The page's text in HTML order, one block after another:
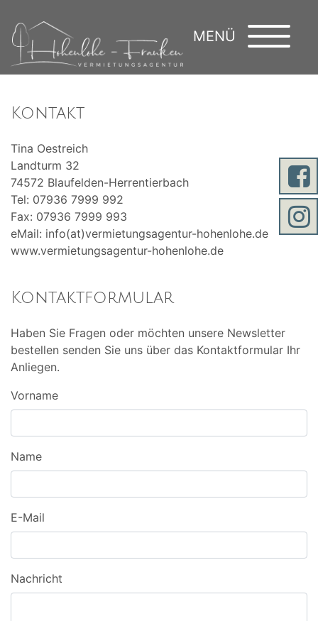
MENÜ
Kontakt
Tina Oestreich
Landturm 32
74572 Blaufelden-Herrentierbach
Tel: 07936 7999 992
Fax: 07936 7999 993
eMail: info(at)vermietungsagentur-hohenlohe.de
www.vermietungsagentur-hohenlohe.de
Kontaktformular
Haben Sie Fragen oder möchten unsere Newsletter
bestellen senden Sie uns über das Kontaktformular Ihr
Anliegen.
Vorname
Name
E-Mail
Nachricht